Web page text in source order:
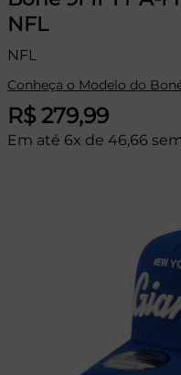
NFL
NFL
Conheça o Modelo do
R$ 279,99
Em até 6x de 46,66